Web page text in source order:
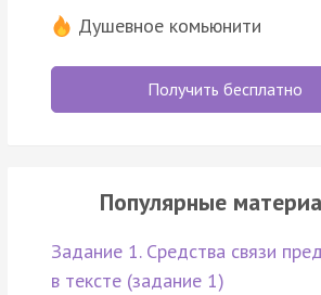
Душевное комьюнити
Получить бесплатно
Популярные
Задание 1. Средства связи
в тексте (задание 1)